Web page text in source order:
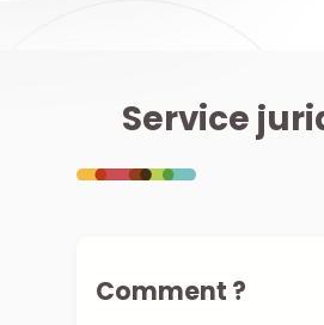
Service
Comment ?